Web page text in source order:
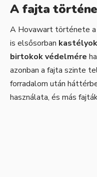
A fajta
A Hovawart története a
is elsősorban
birtokok védelmére
azonban a fajta szinte
forradalom után
használata, és más